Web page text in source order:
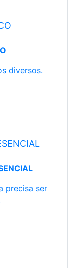
diversos.
precisa ser